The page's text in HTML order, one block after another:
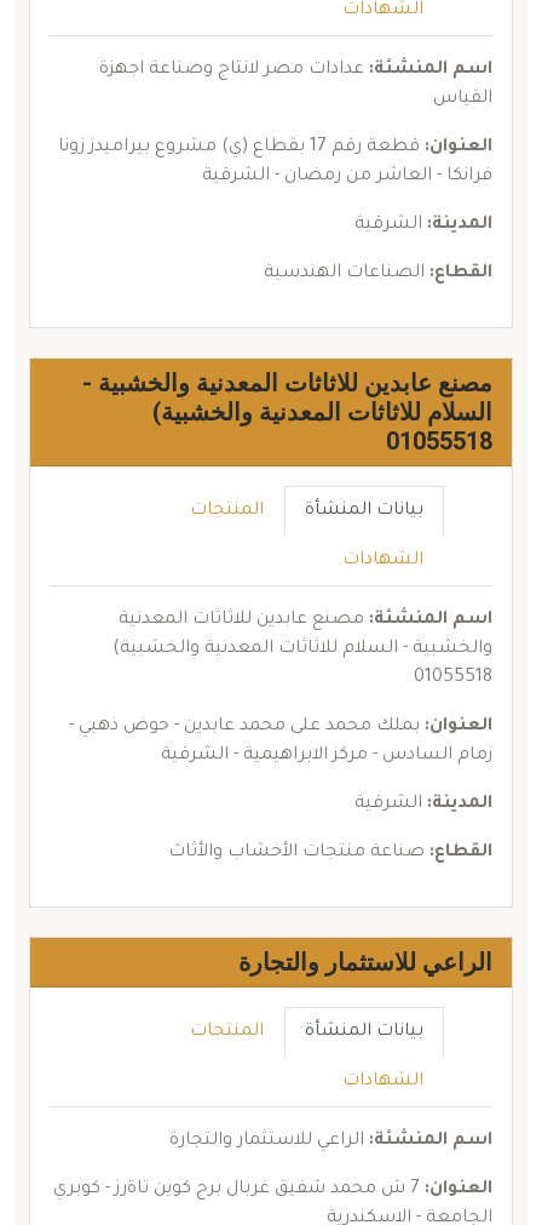
الشهادات
اسم المنشئة: عدادات مصر لانتاج وصناعة اجهزة
القياس
العنوان:
قطعة رقم 17 بقطاع (ي) مشروع بيراميدز زونا
فرانكا - العاشر من رمضان - الشرقية
المدينة: الشرقية
القطاع: الصناعات الهندسية
مصنع عابدين للاثاثات المعدنية والخشبية -
السلام للاثاثات المعدنية والخشبية)
01055518
بيانات المنشأة المنتجات
الشهادات
اسم المنشئة: مصنع عابدين للاثاثات المعدنية
والخشبية - السلام للاثاثات المعدنية والخشبية)
01055518
العنوان: بملك محمد على محمد عابدين - حوض ذهبي -
زمام السادس - مركز الابراهيمية - الشرقية
المدينة: الشرقية
القطاع: صناعة منتجات الأخشاب والأثاث
الراعي للاستثمار والتجارة
بيانات المنشأة المنتجات
الشهادات
اسم المنشئة: الراعي للاستثمار والتجارة
العنوان:
7 ش محمد شفيق غربال برج كوين تاةرز - كوبري
الجامعة - الاسكندرية